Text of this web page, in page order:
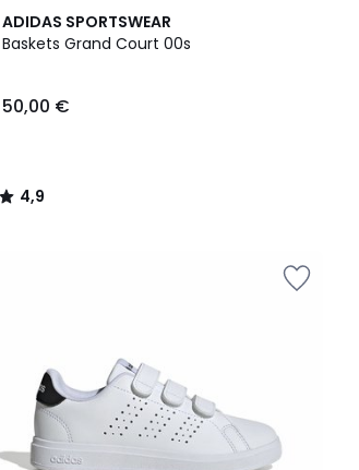
ADIDAS SPORTSWEAR
Baskets Grand Court 00s
50,00 €
4,9
/ 5
4,9
/